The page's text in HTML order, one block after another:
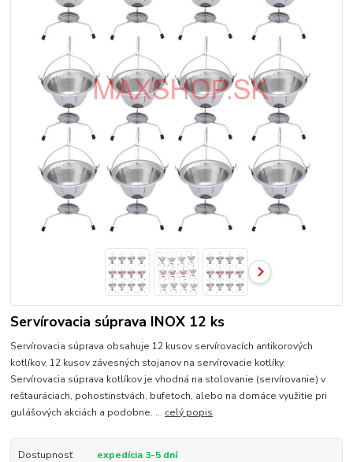
Servírovacia súprava INOX 12 ks
Servírovacia súprava obsahuje 12 kusov servírovacích antikorových
kotlíkov, 12 kusov závesných stojanov na servírovacie kotlíky.
Servírovacia súprava kotlíkov je vhodná na stolovanie (servírovanie) v
reštauráciach, pohostinstvách, bufetoch, alebo na domáce využitie pri
gulášových akciách a podobne. ... celý popis
Dostupnosť expedícia 3-5 dní